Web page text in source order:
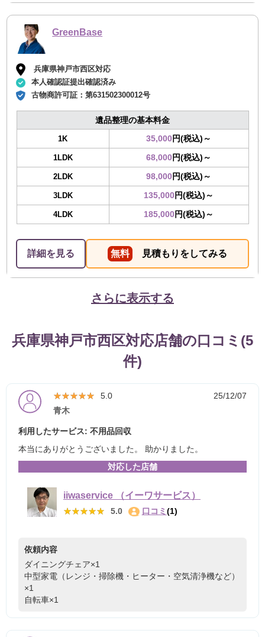
GreenBase
兵庫県神戸市西区対応
本人確認証提出確認済み
古物商許可証：第631502300012号
遺品整理の基本料金
1K 35,000円(税込)～
1LDK 68,000円(税込)～
2LDK 98,000円(税込)～
3LDK 135,000円(税込)～
4LDK 185,000円(税込)～
詳細を見る 無料 見積もりをしてみる
さらに表示する
兵庫県神戸市西区対応店舗の口コミ(5
件)
★★★★★
★★★★★ 5.0
25/12/07
青木
利用したサービス: 不用品回収
本当にありがとうございました。 助かりました。
対応した店舗
iiwaservice （イーワサービス）
★★★★★
★★★★★ 5.0 口コミ (1)
依頼内容
ダイニングチェア×1
中型家電（レンジ・掃除機・ヒーター・空気清浄機など）
×1
自転車×1